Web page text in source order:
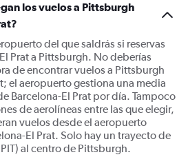
los vuelos a Pittsburgh
del que saldrás si reservas
Prat a Pittsburgh. No deberías
de encontrar vuelos a Pittsburgh
el aeropuerto gestiona una media
Barcelona-El Prat por día. Tampoco
de aerolíneas entre las que elegir,
vuelos desde el aeropuerto
El Prat. Solo hay un trayecto de
al centro de Pittsburgh.